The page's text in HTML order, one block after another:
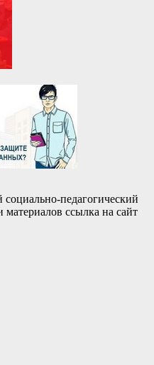
педагогический
ссылка на сайт